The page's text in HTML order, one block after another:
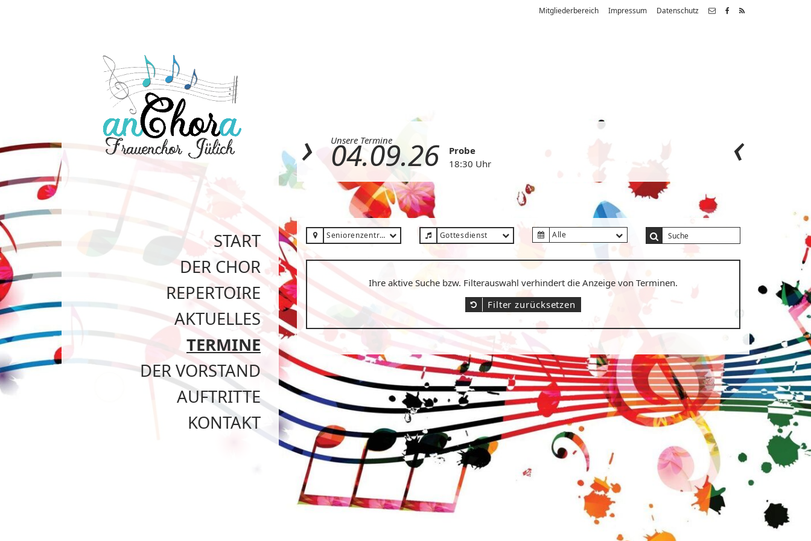
START
DER CHOR
REPERTOIRE
AKTUELLES
TERMINE
DER VORSTAND
AUFTRITTE
KONTAKT
Mitgliederbereich Impressum Datenschutz
Unsere Termine
04.09.26
Probe
18:30 Uhr
Seniorenzentrum Hildegard Gottesdienst Alle
Ihre aktive Suche bzw. Filterauswahl verhindert die Anzeige von Terminen.
Filter zurücksetzen